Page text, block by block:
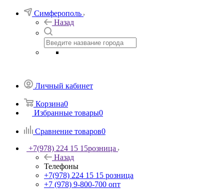
Симферополь
Назад
Личный кабинет
Корзина0
Избранные товары0
Сравнение товаров0
+7(978) 224 15 15розница
Назад
Телефоны
+7(978) 224 15 15 розница
+7 (978) 9-800-700 опт